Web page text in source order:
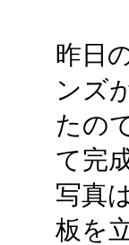
昨日
ンズ
たの
て完
写真
板を